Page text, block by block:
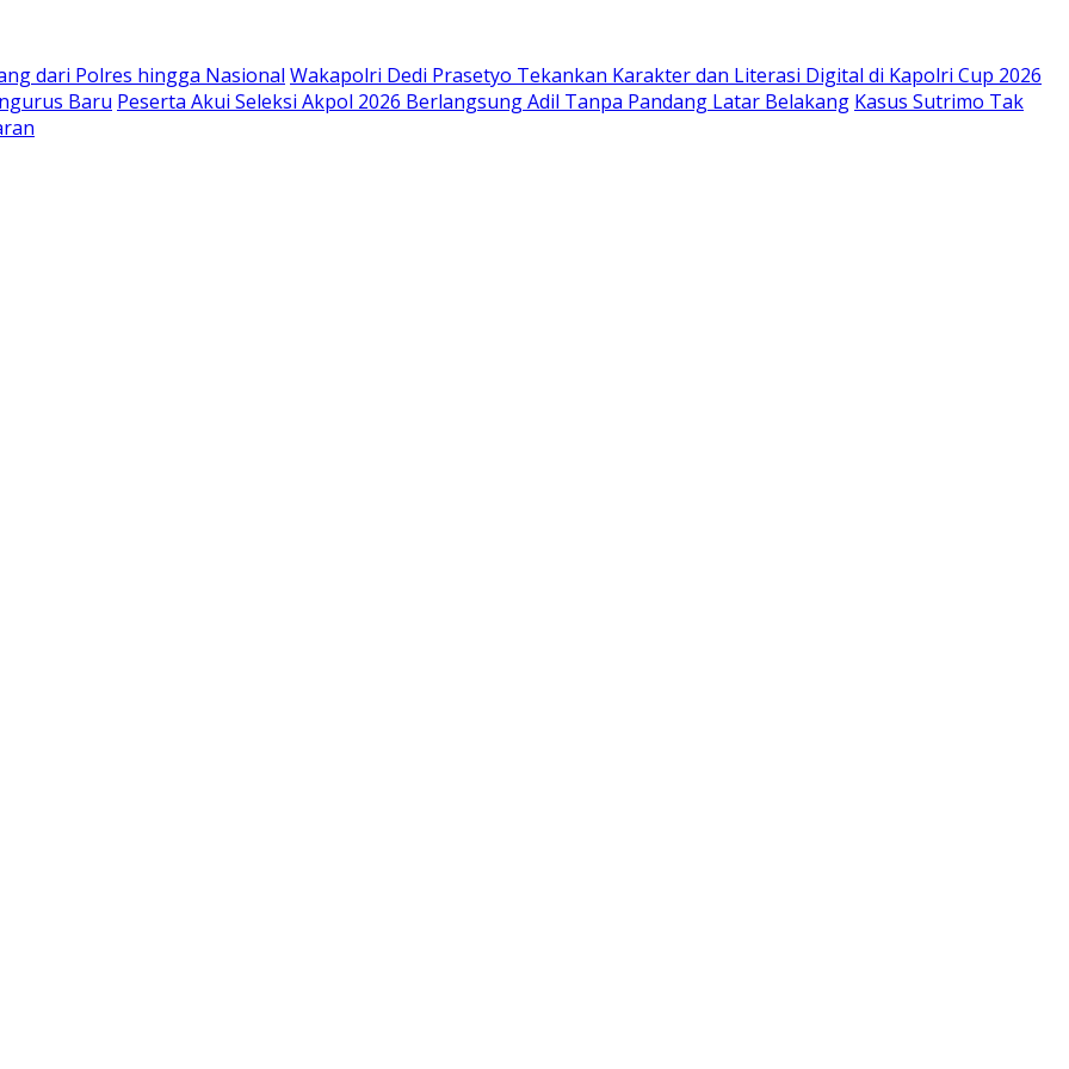
dari Polres hingga Nasional Wakapolri Dedi Prasetyo Tekankan Karakter dan Literasi Digital di Kapolri Cup 2026
Baru Peserta Akui Seleksi Akpol 2026 Berlangsung Adil Tanpa Pandang Latar Belakang Kasus Sutrimo Tak